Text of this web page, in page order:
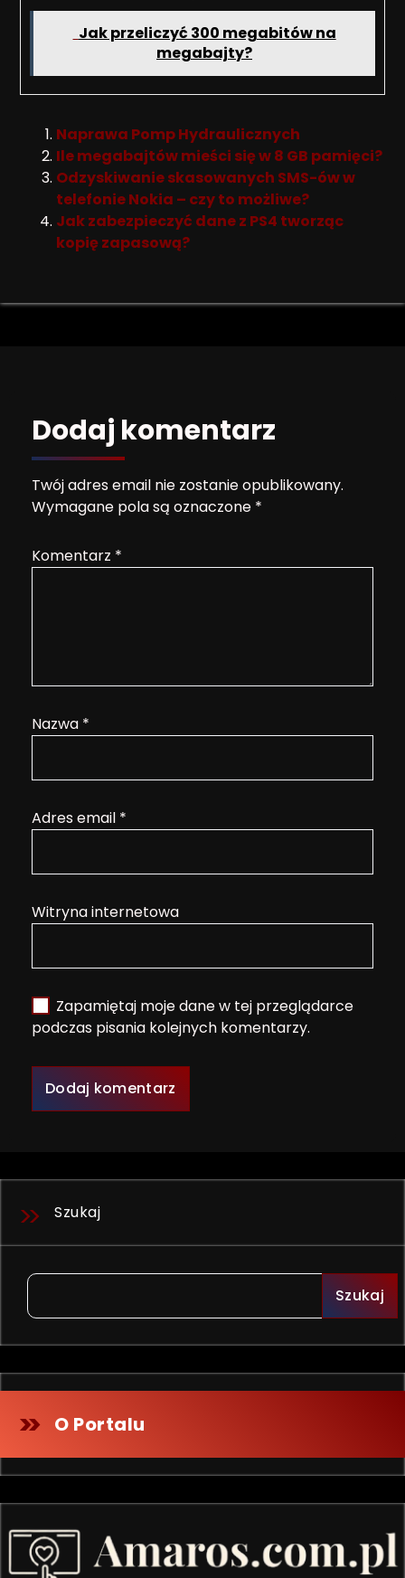
Jak przeliczyć 300 megabitów na
megabajty?
Naprawa Pomp Hydraulicznych
Ile megabajtów mieści się w 8 GB pamięci?
Odzyskiwanie skasowanych SMS-ów w
telefonie Nokia – czy to możliwe?
Jak zabezpieczyć dane z PS4 tworząc
kopię zapasową?
Dodaj komentarz
Twój adres email nie zostanie opublikowany.
Wymagane pola są oznaczone *
Komentarz *
Nazwa *
Adres email *
Witryna internetowa
Zapamiętaj moje dane w tej przeglądarce
podczas pisania kolejnych komentarzy.
Szukaj
Szukaj
O Portalu